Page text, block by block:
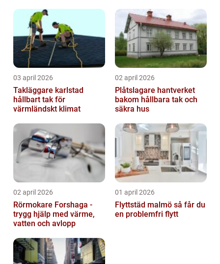
03 april 2026
Takläggare karlstad
hållbart tak för
värmländskt klimat
02 april 2026
Plåtslagare hantverket
bakom hållbara tak och
säkra hus
02 april 2026
Rörmokare Forshaga -
trygg hjälp med värme,
vatten och avlopp
01 april 2026
Flyttstäd malmö så får du
en problemfri flytt